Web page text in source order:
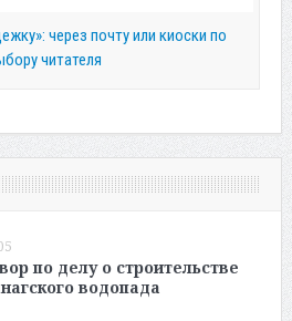
через почту или киоски по
читателя
по делу о строительстве
водопада